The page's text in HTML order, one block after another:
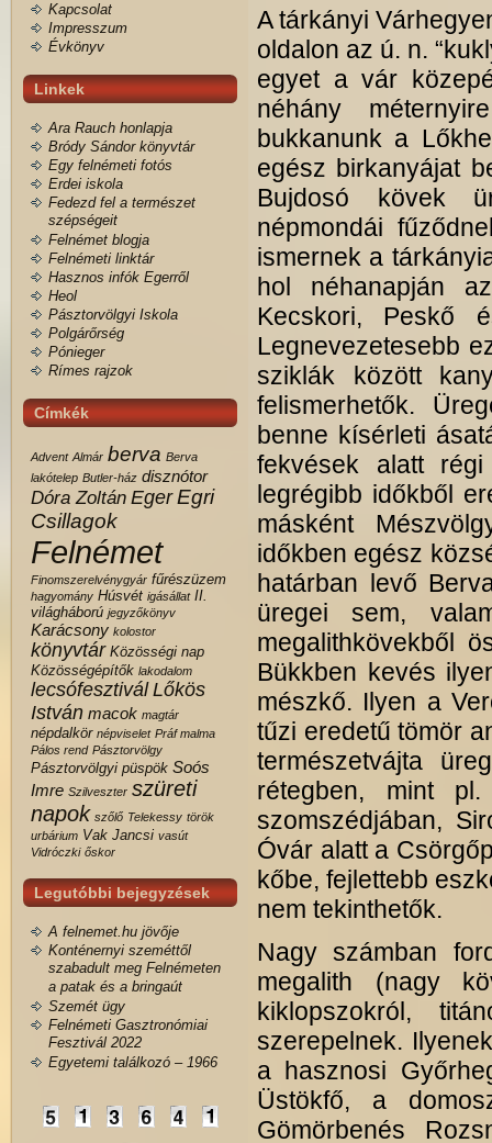
Kapcsolat
Impresszum
Évkönyv
Linkek
Ara Rauch honlapja
Bródy Sándor könyvtár
Egy felnémeti fotós
Erdei iskola
Fedezd fel a természet
szépségeit
Felnémet blogja
Felnémeti linktár
Hasznos infók Egerről
Heol
Pásztorvölgyi Iskola
Polgárőrség
Pónieger
Rímes rajzok
Címkék
Advent Almár berva Berva
lakótelep Butler-ház disznótor
Dóra Zoltán Eger Egri
Csillagok
Felnémet
Finomszerelvénygyár fűrészüzem
hagyomány Húsvét igásállat II.
világháború jegyzőkönyv
Karácsony kolostor
könyvtár Közösségi nap
Közösségépítők lakodalom
lecsófesztivál Lőkös
István macok magtár
népdalkör népviselet Práf malma
Pálos rend Pásztorvölgy
Pásztorvölgyi püspök Soós
Imre Szilveszter szüreti
napok szőlő Telekessy török
urbárium Vak Jancsi vasút
Vidróczki őskor
Legutóbbi bejegyzések
A felnemet.hu jövője
Konténernyi szeméttől
szabadult meg Felnémeten
a patak és a bringaút
Szemét ügy
Felnémeti Gasztronómiai
Fesztivál 2022
Egyetemi találkozó – 1966
A tárkányi
oldalon az ú. n.
egyet a vár
néhány
bukkanunk a
egész birkanyájat
Bujdosó kövek
népmondái
ismernek a
hol néhanapján
Kecskori, Peskő
Legnevezetesebb
sziklák között
felismerhetők.
benne kísérleti
fekvések alatt
legrégibb időkből
másként
időkben egész
határban levő
üregei sem,
megalithkövekből
Bükkben kevés
mészkő. Ilyen a
tűzi eredetű tömör
természetvájta
rétegben, mint
szomszédjában,
Óvár alatt a
kőbe, fejlettebb
nem tekinthetők.
Nagy számban
megalith (nagy
kiklopszokról,
szerepelnek.
a hasznosi
Üstökfő, a
Gömörbenés